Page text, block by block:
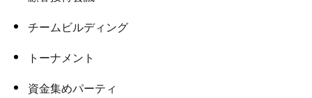
チームビルディング
トーナメント
資金集めパーティ